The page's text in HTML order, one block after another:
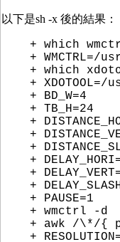
以下是sh -x 後的結果：
+ which
+ WMCTRL=/
+ which
+
+ BD_W=4
+ TB_H=24
+
+
+
+
+
+
+ PAUSE=1
+ wmctrl -d
+ awk /\*/{
+